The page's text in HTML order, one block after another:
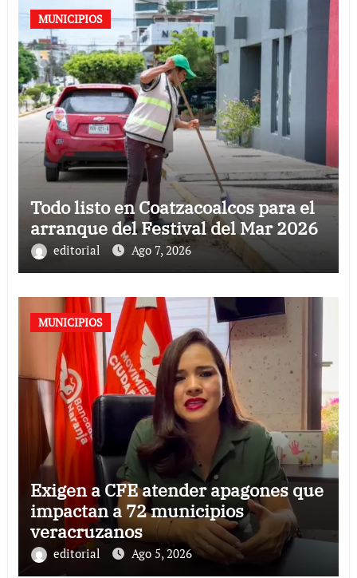
MUNICIPIOS
Todo listo en Coatzacoalcos para el
arranque del Festival del Mar 2026
editorial Ago 7, 2026
MUNICIPIOS
Exigen a CFE atender apagones que
impactan a 72 municipios
veracruzanos
editorial Ago 5, 2026